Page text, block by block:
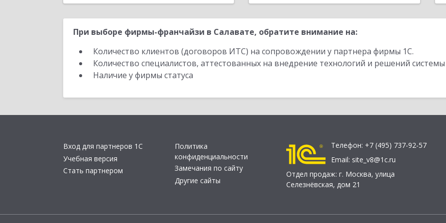
При выборе фирмы-франчайзи в Салавате, обратите внимание на:
Количество клиентов (договоров ИТС) на сопровождении у партнера фирмы 1С.
Количество специалистов, аттестованных на внедрение технологий и решений
Наличие у фирмы статуса
Вход для партнеров 1С
Учебная версия
Стать партнером
Политика
конфиденциальности
Замечания по сайту
Другие сайты
Телефон: +7 (495) 737-92-57
Email: site_v8@1c.ru
Отдел продаж: г. Москва, улица
Селезнёвская, дом 21